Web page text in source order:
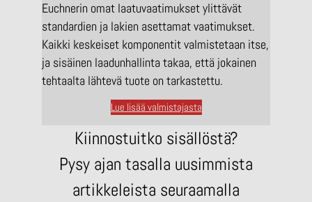
Euchnerin omat laatuvaatimukset ylittävät
standardien ja lakien asettamat vaatimukset.
Kaikki keskeiset komponentit valmistetaan itse,
ja sisäinen laadunhallinta takaa, että jokainen
tehtaalta lähtevä tuote on tarkastettu.
Lue lisää valmistajasta
Kiinnostuitko sisällöstä?
Pysy ajan tasalla uusimmista
artikkeleista seuraamalla